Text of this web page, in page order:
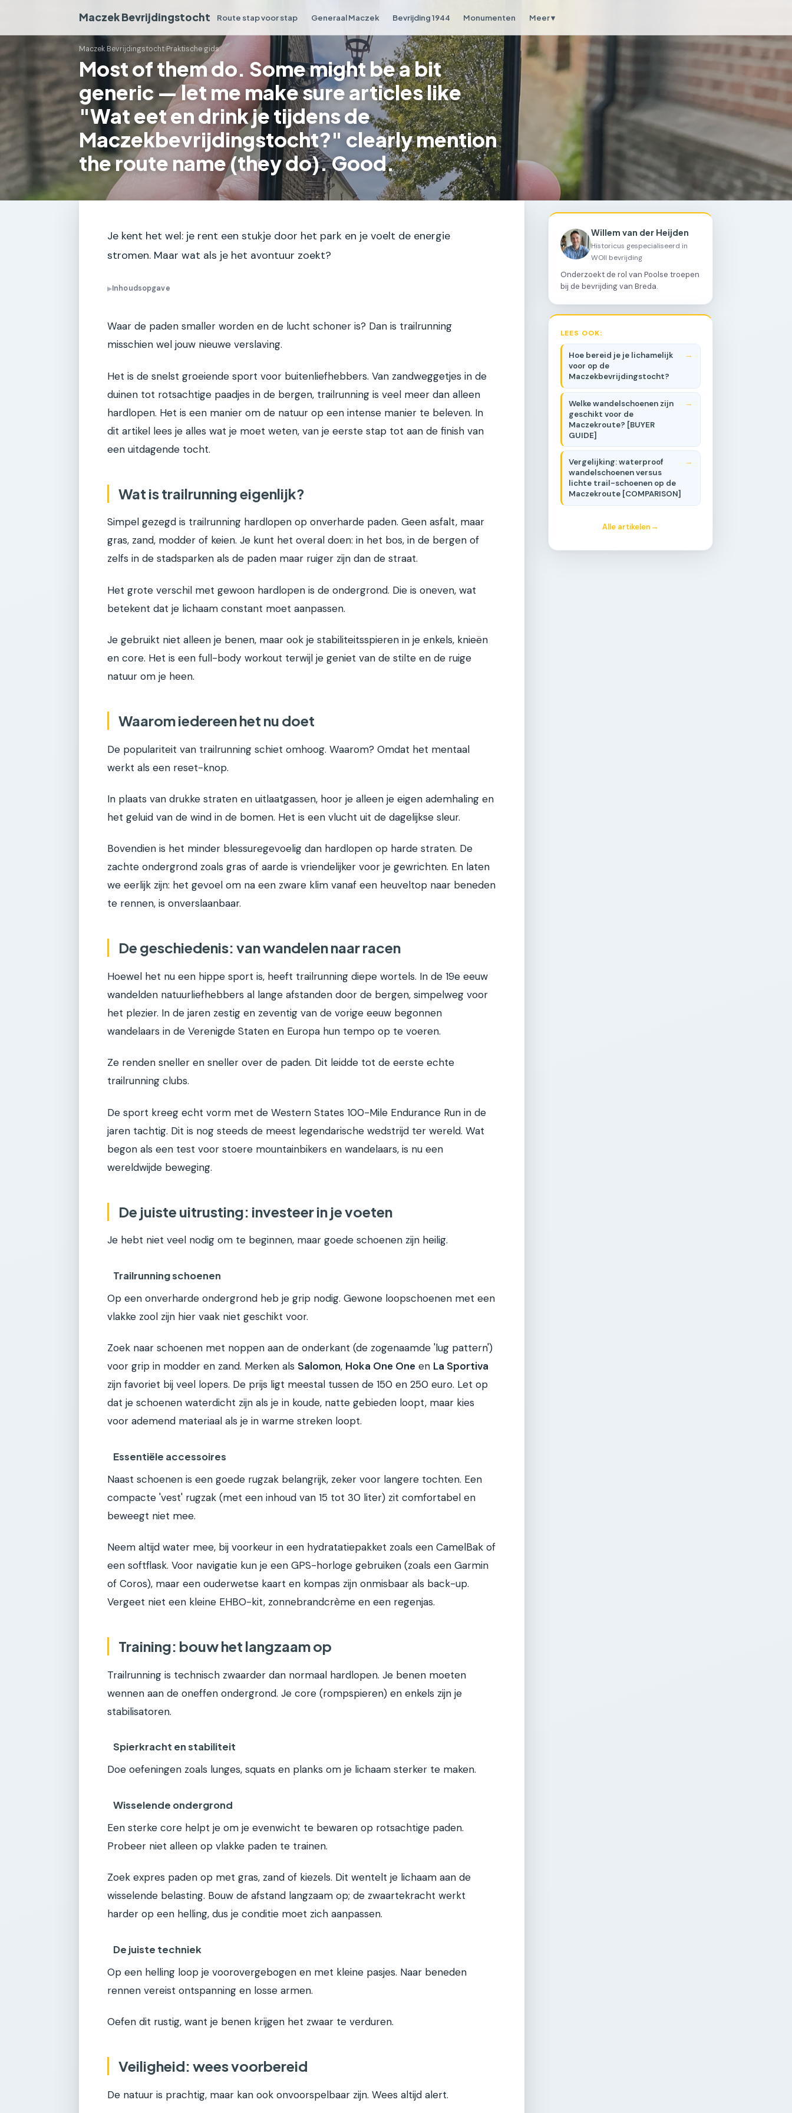
Maczek Bevrijdingstocht Route stap voor stap Generaal Maczek Bevrijding 1944 Monumenten Meer ▾
Maczek Bevrijdingstocht›Praktische gids
Most of them do. Some might be a bit
generic — let me make sure articles like
"Wat eet en drink je tijdens de
Maczekbevrijdingstocht?" clearly mention
the route name (they do). Good.
Je kent het wel: je rent een stukje door het park en je voelt de energie
stromen. Maar wat als je het avontuur zoekt?
▶Inhoudsopgave
Waar de paden smaller worden en de lucht schoner is? Dan is trailrunning
misschien wel jouw nieuwe verslaving.
Het is de snelst groeiende sport voor buitenliefhebbers. Van zandweggetjes in de
duinen tot rotsachtige paadjes in de bergen, trailrunning is veel meer dan alleen
hardlopen. Het is een manier om de natuur op een intense manier te beleven. In
dit artikel lees je alles wat je moet weten, van je eerste stap tot aan de finish van
een uitdagende tocht.
Wat is trailrunning eigenlijk?
Simpel gezegd is trailrunning hardlopen op onverharde paden. Geen asfalt, maar
gras, zand, modder of keien. Je kunt het overal doen: in het bos, in de bergen of
zelfs in de stadsparken als de paden maar ruiger zijn dan de straat.
Het grote verschil met gewoon hardlopen is de ondergrond. Die is oneven, wat
betekent dat je lichaam constant moet aanpassen.
Je gebruikt niet alleen je benen, maar ook je stabiliteitsspieren in je enkels, knieën
en core. Het is een full-body workout terwijl je geniet van de stilte en de ruige
natuur om je heen.
Waarom iedereen het nu doet
De populariteit van trailrunning schiet omhoog. Waarom? Omdat het mentaal
werkt als een reset-knop.
In plaats van drukke straten en uitlaatgassen, hoor je alleen je eigen ademhaling en
het geluid van de wind in de bomen. Het is een vlucht uit de dagelijkse sleur.
Bovendien is het minder blessuregevoelig dan hardlopen op harde straten. De
zachte ondergrond zoals gras of aarde is vriendelijker voor je gewrichten. En laten
we eerlijk zijn: het gevoel om na een zware klim vanaf een heuveltop naar beneden
te rennen, is onverslaanbaar.
De geschiedenis: van wandelen naar racen
Hoewel het nu een hippe sport is, heeft trailrunning diepe wortels. In de 19e eeuw
wandelden natuurliefhebbers al lange afstanden door de bergen, simpelweg voor
het plezier. In de jaren zestig en zeventig van de vorige eeuw begonnen
wandelaars in de Verenigde Staten en Europa hun tempo op te voeren.
Ze renden sneller en sneller over de paden. Dit leidde tot de eerste echte
trailrunning clubs.
De sport kreeg echt vorm met de Western States 100-Mile Endurance Run in de
jaren tachtig. Dit is nog steeds de meest legendarische wedstrijd ter wereld. Wat
begon als een test voor stoere mountainbikers en wandelaars, is nu een
wereldwijde beweging.
De juiste uitrusting: investeer in je voeten
Je hebt niet veel nodig om te beginnen, maar goede schoenen zijn heilig.
Trailrunning schoenen
Op een onverharde ondergrond heb je grip nodig. Gewone loopschoenen met een
vlakke zool zijn hier vaak niet geschikt voor.
Zoek naar schoenen met noppen aan de onderkant (de zogenaamde 'lug pattern')
voor grip in modder en zand. Merken als Salomon, Hoka One One en La Sportiva
zijn favoriet bij veel lopers. De prijs ligt meestal tussen de 150 en 250 euro. Let op
dat je schoenen waterdicht zijn als je in koude, natte gebieden loopt, maar kies
voor ademend materiaal als je in warme streken loopt.
Essentiële accessoires
Naast schoenen is een goede rugzak belangrijk, zeker voor langere tochten. Een
compacte 'vest' rugzak (met een inhoud van 15 tot 30 liter) zit comfortabel en
beweegt niet mee.
Neem altijd water mee, bij voorkeur in een hydratatiepakket zoals een CamelBak of
een softflask. Voor navigatie kun je een GPS-horloge gebruiken (zoals een Garmin
of Coros), maar een ouderwetse kaart en kompas zijn onmisbaar als back-up.
Vergeet niet een kleine EHBO-kit, zonnebrandcrème en een regenjas.
Training: bouw het langzaam op
Trailrunning is technisch zwaarder dan normaal hardlopen. Je benen moeten
wennen aan de oneffen ondergrond. Je core (rompspieren) en enkels zijn je
stabilisatoren.
Spierkracht en stabiliteit
Doe oefeningen zoals lunges, squats en planks om je lichaam sterker te maken.
Wisselende ondergrond
Een sterke core helpt je om je evenwicht te bewaren op rotsachtige paden.
Probeer niet alleen op vlakke paden te trainen.
Zoek expres paden op met gras, zand of kiezels. Dit wentelt je lichaam aan de
wisselende belasting. Bouw de afstand langzaam op; de zwaartekracht werkt
harder op een helling, dus je conditie moet zich aanpassen.
De juiste techniek
Op een helling loop je voorovergebogen en met kleine pasjes. Naar beneden
rennen vereist ontspanning en losse armen.
Oefen dit rustig, want je benen krijgen het zwaar te verduren.
Veiligheid: wees voorbereid
De natuur is prachtig, maar kan ook onvoorspelbaar zijn. Wees altijd alert.
Willem van der Heijden
Historicus gespecialiseerd in
WOII bevrijding
Onderzoekt de rol van Poolse troepen
bij de bevrijding van Breda.
LEES OOK:
Hoe bereid je je lichamelijk
voor op de
Maczekbevrijdingstocht?
Welke wandelschoenen zijn
geschikt voor de
Maczekroute? [BUYER
GUIDE]
Vergelijking: waterproof
wandelschoenen versus
lichte trail-schoenen op de
Maczekroute [COMPARISON]
Alle artikelen